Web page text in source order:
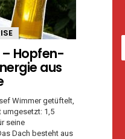
– Hopfen-
aus
Wimmer getüftelt,
umgesetzt: 1,5
seine
Dach besteht aus